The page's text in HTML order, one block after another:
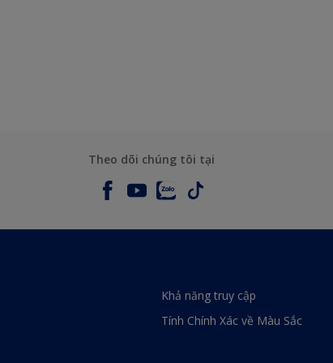
Theo dõi chúng tôi tại
Khả năng truy cập
Tính Chính Xác về Màu Sắc